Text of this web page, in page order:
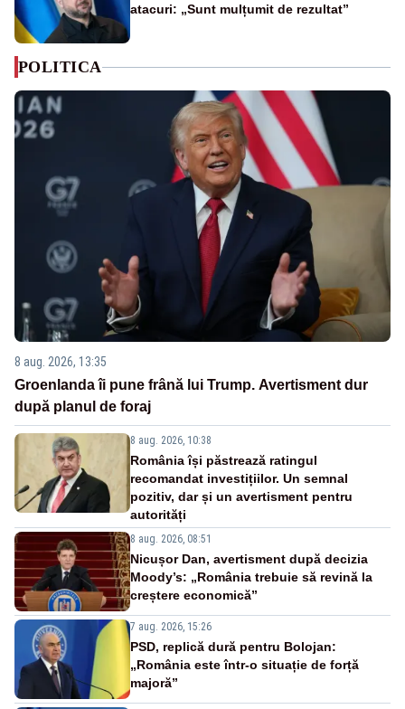
atacuri: „Sunt mulțumit de rezultat”
POLITICA
8 aug. 2026, 13:35
Groenlanda îi pune frână lui Trump. Avertisment dur
după planul de foraj
8 aug. 2026, 10:38
România își păstrează ratingul
recomandat investițiilor. Un semnal
pozitiv, dar și un avertisment pentru
autorități
8 aug. 2026, 08:51
Nicușor Dan, avertisment după decizia
Moody’s: „România trebuie să revină la
creștere economică”
7 aug. 2026, 15:26
PSD, replică dură pentru Bolojan:
„România este într-o situație de forță
majoră”